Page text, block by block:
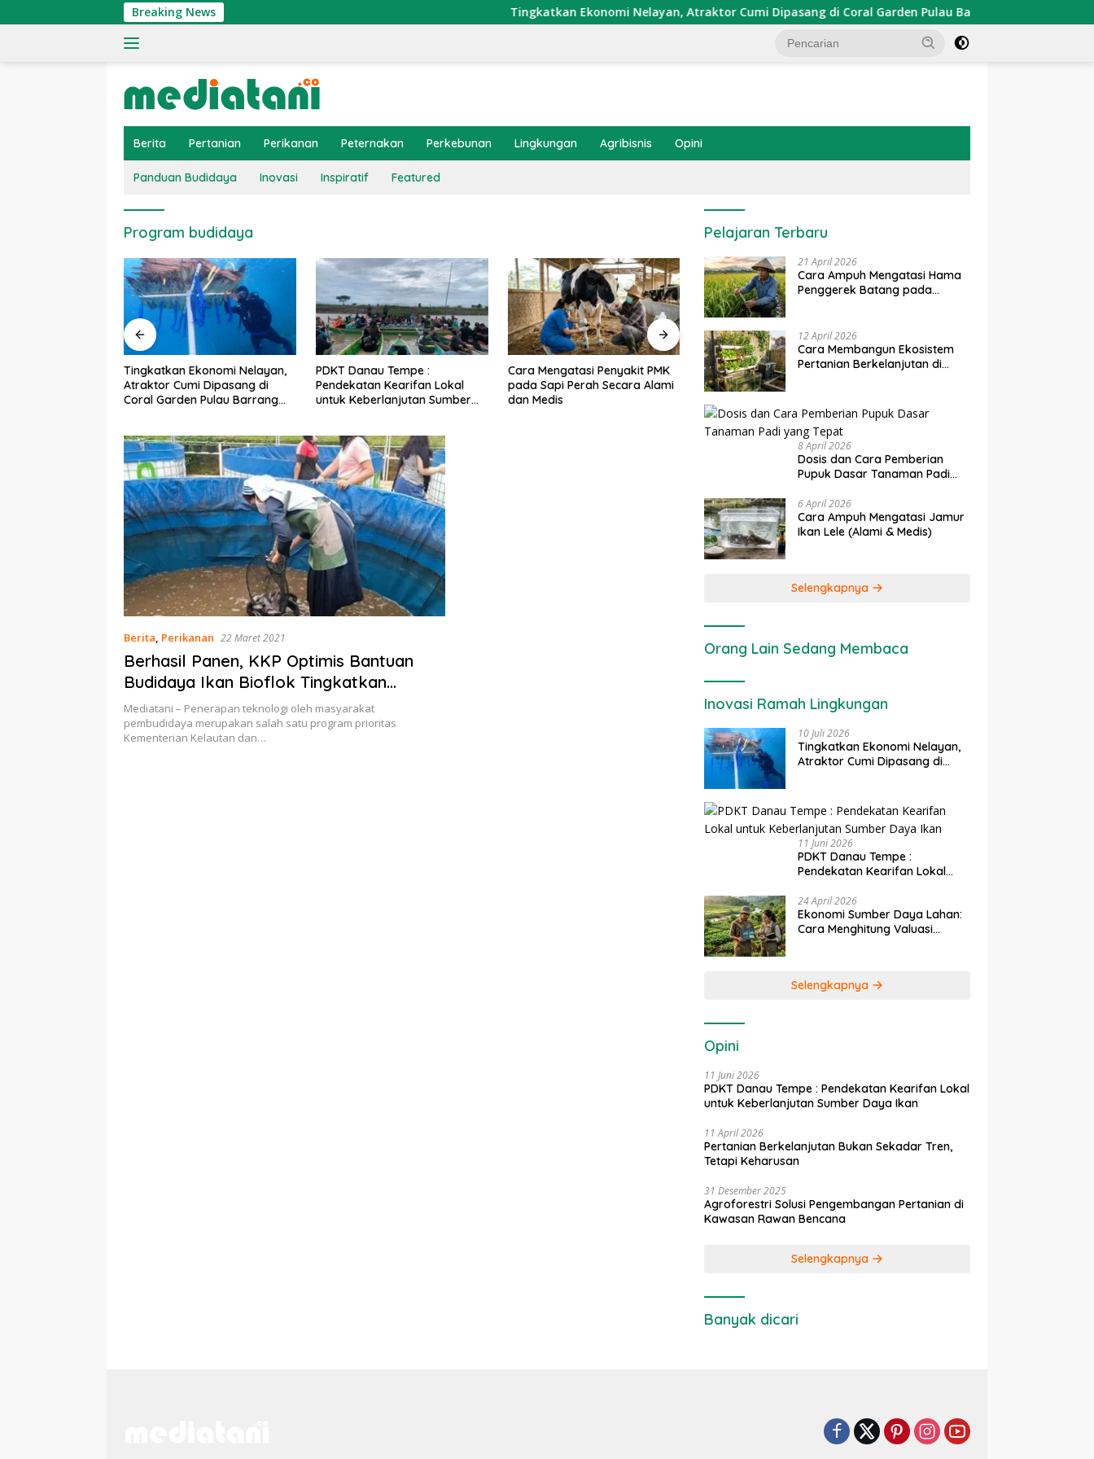
ke
Breaking News Tingkatkan Ekonomi Nelayan, Atraktor Cumi Dipasang di Coral Garden Pulau Barrang Caddi
Berita Pertanian Perikanan Peternakan Perkebunan Lingkungan Agribisnis Opini
Panduan Budidaya Inovasi Inspiratif Featured
Program budidaya
PDKT Danau Tempe :
Pendekatan Kearifan Lokal
untuk Keberlanjutan Sumber
Cara Mengatasi Penyakit PMK
pada Sapi Perah Secara Alami
dan Medis
Dosis dan Cara Pemupukan
Tanaman Padi pada Fase
Vegetatif Aktif yang Tepat
Penerapan IoT dalam
Pertanian Modern di Indonesia
Ekonomi Sumber Daya Lahan:
Berita, Perikanan 22 Maret 2021
Berhasil Panen, KKP Optimis Bantuan
Budidaya Ikan Bioflok Tingkatkan
Kesejahteraan Masyarakat
Mediatani – Penerapan teknologi oleh masyarakat
pembudidaya merupakan salah satu program prioritas
Kementerian Kelautan dan…
Pelajaran Terbaru
21 April 2026
Cara Ampuh Mengatasi Hama
Penggerek Batang pada
12 April 2026
Cara Membangun Ekosistem
Pertanian Berkelanjutan di
8 April 2026
Dosis dan Cara Pemberian
Pupuk Dasar Tanaman Padi
6 April 2026
Cara Ampuh Mengatasi Jamur
Ikan Lele (Alami & Medis)
Selengkapnya
Orang Lain Sedang Membaca
Inovasi Ramah Lingkungan
10 Juli 2026
Tingkatkan Ekonomi Nelayan,
Atraktor Cumi Dipasang di
11 Juni 2026
PDKT Danau Tempe :
Pendekatan Kearifan Lokal
Daya Ikan
24 April 2026
Ekonomi Sumber Daya Lahan:
Cara Menghitung Valuasi
Selengkapnya
Opini
11 Juni 2026
PDKT Danau Tempe : Pendekatan Kearifan Lokal
untuk Keberlanjutan Sumber Daya Ikan
11 April 2026
Pertanian Berkelanjutan Bukan Sekadar Tren,
Tetapi Keharusan
31 Desember 2025
Agroforestri Solusi Pengembangan Pertanian di
Kawasan Rawan Bencana
Selengkapnya
Banyak dicari